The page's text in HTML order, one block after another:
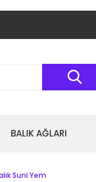
BALIK AĞLARI
Suni Yem